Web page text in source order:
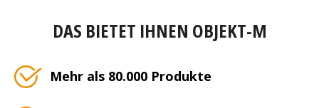
DAS BIETET IHNEN OBJEKT-M
Mehr als 80.000 Produkte